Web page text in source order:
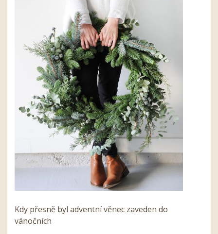
Kdy přesně byl adventní věnec zaveden do
vánočních